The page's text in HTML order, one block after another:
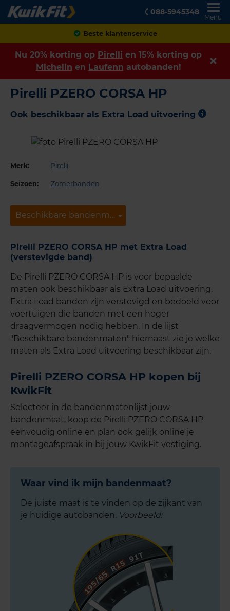
088-5945348
Menu
Beste klantenservice
Nu 20% korting op Pirelli en 15% korting op
Michelin en Laufenn autobanden!
Pirelli PZERO CORSA HP
Ook beschikbaar als Extra Load uitvoering
Merk: Pirelli
Seizoen: Zomerbanden
Beschikbare bandenmaten
Beschikbare bandenmaten
Pirelli PZERO CORSA HP met Extra Load
(verstevigde band)
De Pirelli PZERO CORSA HP is voor bepaalde
maten ook beschikbaar als Extra Load uitvoering.
Extra Load banden zijn verstevigd en bedoeld voor
voertuigen die banden met een hoger
draagvermogen nodig hebben. In de lijst
"Beschikbare bandenmaten" hiernaast zie je welke
maten als Extra Load uitvoering beschikbaar zijn.
Pirelli PZERO CORSA HP kopen bij
KwikFit
Selecteer in de bandenmatenlijst jouw
bandenmaat, koop de Pirelli PZERO CORSA HP
eenvoudig online en plan ook gelijk online je
montageafspraak in bij jouw KwikFit vestiging.
Waar vind ik mijn bandenmaat?
De juiste maat is te vinden op de zijkant van
je huidige autobanden. Voorbeeld: